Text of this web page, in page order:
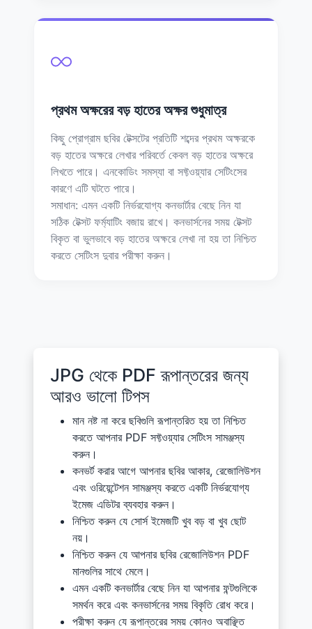
প্রথম অক্ষরের বড় হাতের অক্ষর শুধুমাত্র
কিছু প্রোগ্রাম ছবির টেক্সটের প্রতিটি শব্দের প্রথম অক্ষরকে
বড় হাতের অক্ষরে লেখার পরিবর্তে কেবল বড় হাতের অক্ষরে
লিখতে পারে। এনকোডিং সমস্যা বা সফ্টওয়্যার সেটিংসের
কারণে এটি ঘটতে পারে।
সমাধান: এমন একটি নির্ভরযোগ্য কনভার্টার বেছে নিন যা
সঠিক টেক্সট ফর্ম্যাটিং বজায় রাখে। কনভার্সনের সময় টেক্সট
বিকৃত বা ভুলভাবে বড় হাতের অক্ষরে লেখা না হয় তা নিশ্চিত
করতে সেটিংস দুবার পরীক্ষা করুন।
JPG থেকে PDF রূপান্তরের জন্য
আরও ভালো টিপস
মান নষ্ট না করে ছবিগুলি রূপান্তরিত হয় তা নিশ্চিত
করতে আপনার PDF সফ্টওয়্যার সেটিংস সামঞ্জস্য
করুন।
কনভর্ট করার আগে আপনার ছবির আকার, রেজোলিউশন
এবং ওরিয়েন্টেশন সামঞ্জস্য করতে একটি নির্ভরযোগ্য
ইমেজ এডিটর ব্যবহার করুন।
নিশ্চিত করুন যে সোর্স ইমেজটি খুব বড় বা খুব ছোট
নয়।
নিশ্চিত করুন যে আপনার ছবির রেজোলিউশন PDF
মানগুলির সাথে মেলে।
এমন একটি কনভার্টার বেছে নিন যা আপনার ফন্টগুলিকে
সমর্থন করে এবং কনভার্সনের সময় বিকৃতি রোধ করে।
পরীক্ষা করুন যে রূপান্তরের সময় কোনও অবাঞ্ছিত